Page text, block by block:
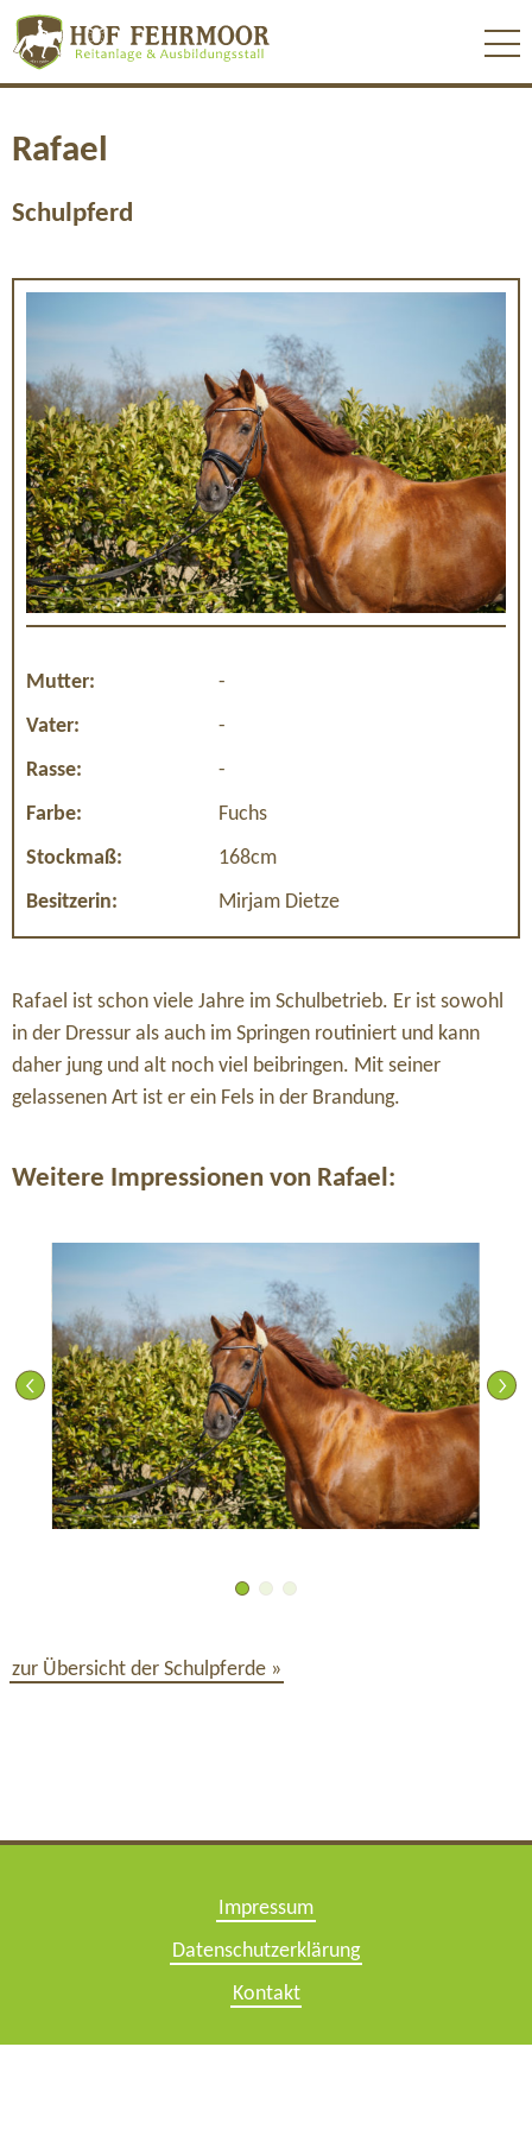
Rafael
Schulpferd
Mutter:
-
Vater:
-
Rasse:
-
Farbe:
Fuchs
Stockmaß:
168cm
Besitzerin:
Mirjam Dietze
Rafael ist schon viele Jahre im Schulbetrieb. Er ist sowohl
in der Dressur als auch im Springen routiniert und kann
daher jung und alt noch viel beibringen. Mit seiner
gelassenen Art ist er ein Fels in der Brandung.
Weitere Impressionen von Rafael:
zur Übersicht der Schulpferde »
Impressum
Datenschutzerklärung
Kontakt